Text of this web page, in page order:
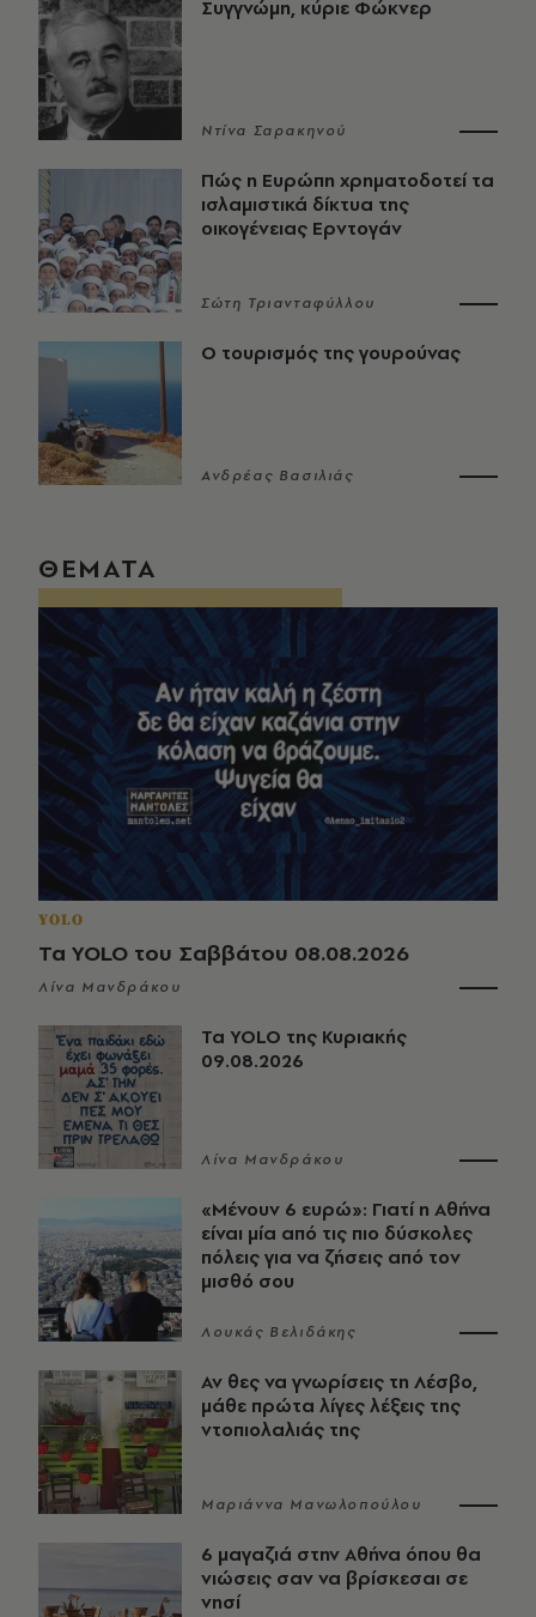
Συγγνώμη, κύριε Φώκνερ
Ντίνα Σαρακηνού
Πώς η Ευρώπη χρηματοδοτεί τα
ισλαμιστικά δίκτυα της
οικογένειας Ερντογάν
Σώτη Τριανταφύλλου
Ο τουρισμός της γουρούνας
Ανδρέας Βασιλιάς
ΘΕΜΑΤΑ
YOLO
Τα YOLO του Σαββάτου 08.08.2026
Λίνα Μανδράκου
Τα YOLO της Κυριακής
09.08.2026
Λίνα Μανδράκου
«Μένουν 6 ευρώ»: Γιατί η Αθήνα
είναι μία από τις πιο δύσκολες
πόλεις για να ζήσεις από τον
μισθό σου
Λουκάς Βελιδάκης
Αν θες να γνωρίσεις τη Λέσβο,
μάθε πρώτα λίγες λέξεις της
ντοπιολαλιάς της
Μαριάννα Μανωλοπούλου
6 μαγαζιά στην Αθήνα όπου θα
νιώσεις σαν να βρίσκεσαι σε
νησί